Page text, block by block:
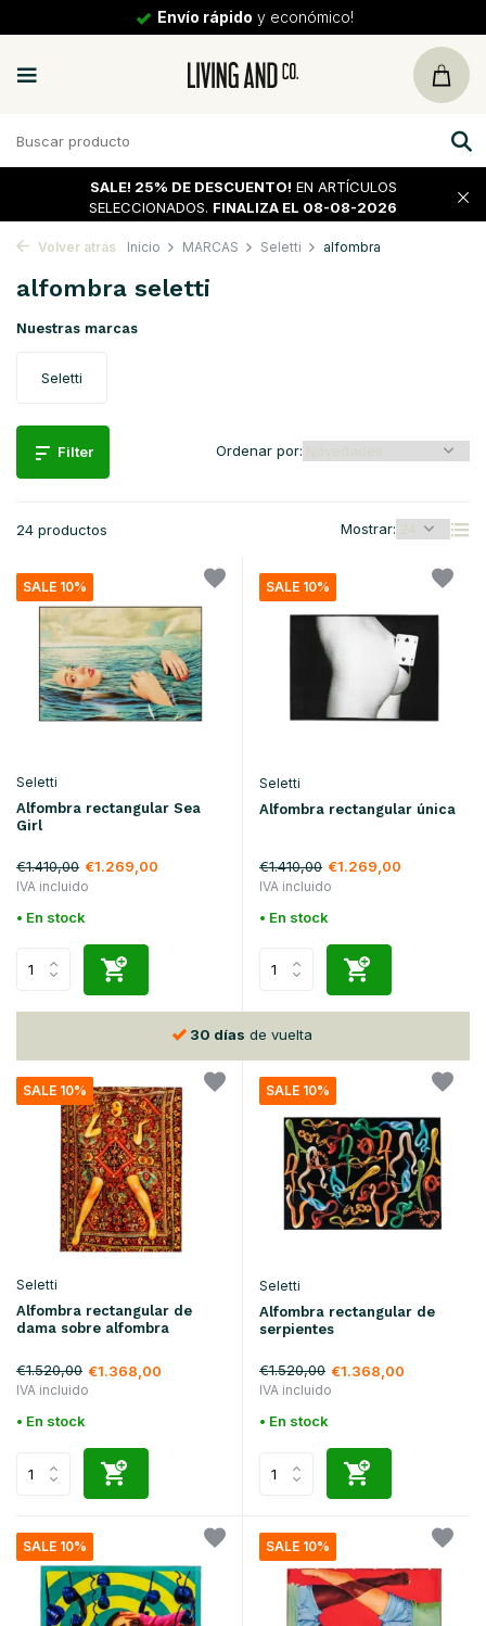
30 díasde vuelta
SALE! 25% DE DESCUENTO! EN ARTÍCULOS
SELECCIONADOS. FINALIZA EL 08-08-2026
Volver atrás Inicio MARCAS Seletti alfombra
alfombra seletti
Nuestras marcas
Seletti
Filter
24 productos Mostrar:
Ordenar por:
SALE 10%
Seletti
Alfombra rectangular Sea
Girl
€1.410,00 €1.269,00
IVA incluido
• En stock
SALE 10%
Seletti
Alfombra rectangular única
€1.410,00 €1.269,00
IVA incluido
• En stock
30 días de vuelta
SALE 10%
Seletti
Alfombra rectangular de
dama sobre alfombra
€1.520,00 €1.368,00
IVA incluido
• En stock
SALE 10%
Seletti
Alfombra rectangular de
serpientes
€1.520,00 €1.368,00
IVA incluido
• En stock
SALE 10% SALE 10%